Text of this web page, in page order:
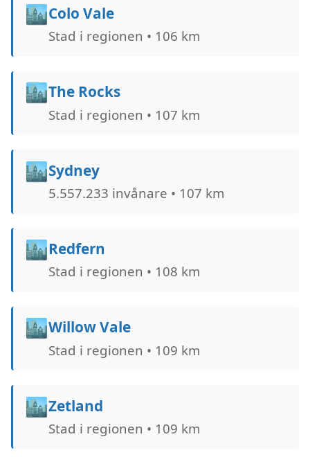
🏙️Colo Vale
Stad i regionen • 106 km
🏙️The Rocks
Stad i regionen • 107 km
🏙️Sydney
5.557.233 invånare • 107 km
🏙️Redfern
Stad i regionen • 108 km
🏙️Willow Vale
Stad i regionen • 109 km
🏙️Zetland
Stad i regionen • 109 km